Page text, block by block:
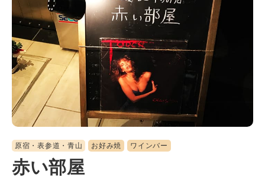
原宿・表参道・青山 お好み焼 ワインバー
赤い部屋